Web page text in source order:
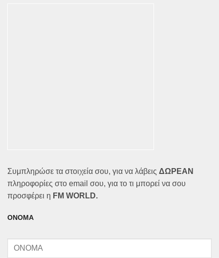
Συμπληρώσε τα στοιχεία σου, για να λάβεις ΔΩΡΕΑΝ
πληροφορίες στο email σου, για το τι μπορεί να σου
προσφέρει η FM WORLD.
ΟΝΟΜΑ